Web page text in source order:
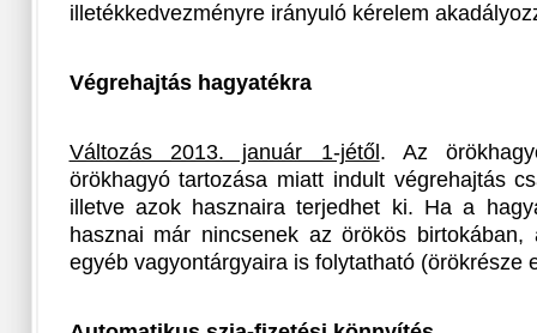
illetékkedvezményre irányuló kérelem
Végrehajtás hagyatékra
Változás 2013. január 1-jétől . Az
örökhagyó tartozása miatt indult végrehajtás
illetve azok hasznaira terjedhet ki. Ha a
hasznai már nincsenek az örökös
egyéb vagyontárgyaira is folytatható (örökrésze